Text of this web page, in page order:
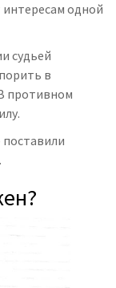
одной
судьей
в
противном
поставили